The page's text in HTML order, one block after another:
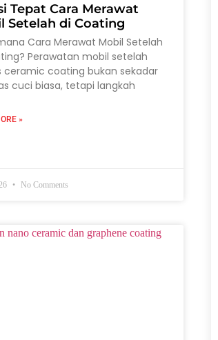
Tepat Cara Merawat
Setelah di Coating
Cara Merawat Mobil Setelah
Perawatan mobil setelah
ceramic coating bukan sekadar
cuci biasa, tetapi langkah
»
No Comments